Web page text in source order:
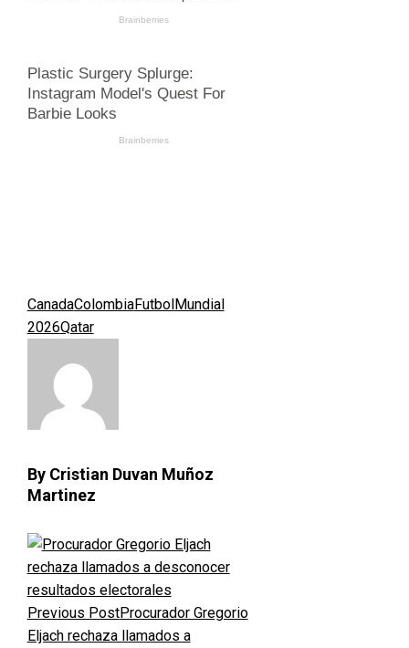
CanadaColombiaFutbolMundial
2026Qatar
By Cristian Duvan Muñoz
Martinez
Previous PostProcurador Gregorio
Eljach rechaza llamados a